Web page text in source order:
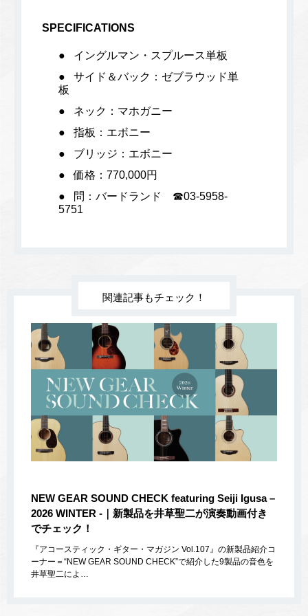
SPECIFICATIONS
イングルマン・スプルース単板
サイド＆バック：ゼブラウッド単
板
ネック：マホガニー
指板：エボニー
ブリッジ：エボニー
価格：770,000円
問：バードランド ☎︎03-5958-
5751
関連記事もチェック！
NEW GEAR SOUND CHECK featuring Seiji Igusa –
2026 WINTER -｜新製品を井草聖二が演奏動画付き
でチェック！
『アコースティック・ギター・マガジン Vol.107』の新製品紹介コ
ーナー＝“NEW GEAR SOUND CHECK”で紹介した9製品の音色を
井草聖二によ…